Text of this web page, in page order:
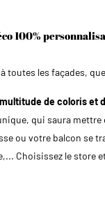
100%
toutes les façades,
multitude de coloris et
qui saura
ou votre balcon se
Choisissez le store